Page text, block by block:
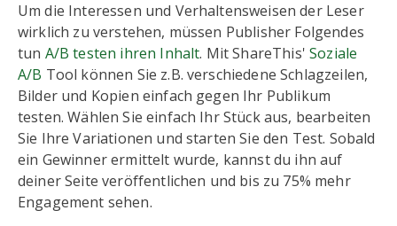
Um die Interessen und Verhaltensweisen der Leser
wirklich zu verstehen, müssen Publisher Folgendes
tun A/B testen ihren Inhalt. Mit ShareThis'Soziale
A/B Tool können Sie z.B. verschiedene Schlagzeilen,
Bilder und Kopien einfach gegen Ihr Publikum
testen. Wählen Sie einfach Ihr Stück aus, bearbeiten
Sie Ihre Variationen und starten Sie den Test. Sobald
ein Gewinner ermittelt wurde, kannst du ihn auf
deiner Seite veröffentlichen und bis zu 75% mehr
Engagement sehen.